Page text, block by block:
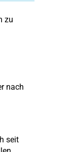
zu
nach
seit